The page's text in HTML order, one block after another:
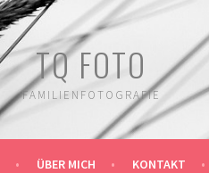
TQ FOTO
FAMILIENFOTOGRAFIE
ÜBER MICH KONTAKT